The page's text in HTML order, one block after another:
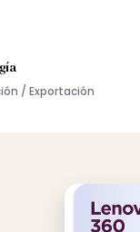
Importación / Exportación